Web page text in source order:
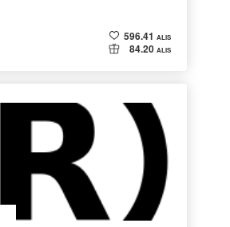
596.41 ALIS
84.20 ALIS